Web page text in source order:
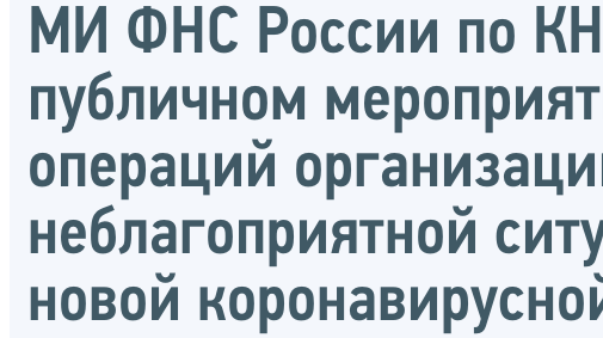
МИ ФНС России по КН
публичном
операций
неблагоприятной
новой